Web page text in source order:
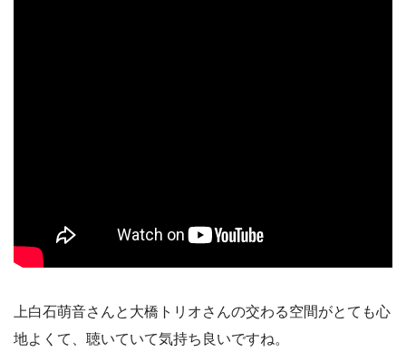
上白石萌音さんと大橋トリオさんの交わる空間がとても心
地よくて、聴いていて気持ち良いですね。